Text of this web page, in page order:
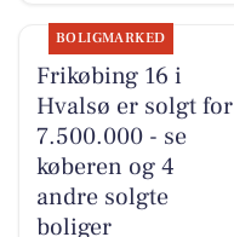
BOLIGMARKED
Frikøbing 16 i
Hvalsø er solgt for
7.500.000 - se
køberen og 4
andre solgte
boliger